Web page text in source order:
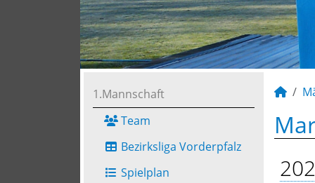
1.Mannschaft
Team
Bezirksliga Vorderpfalz
Spielplan